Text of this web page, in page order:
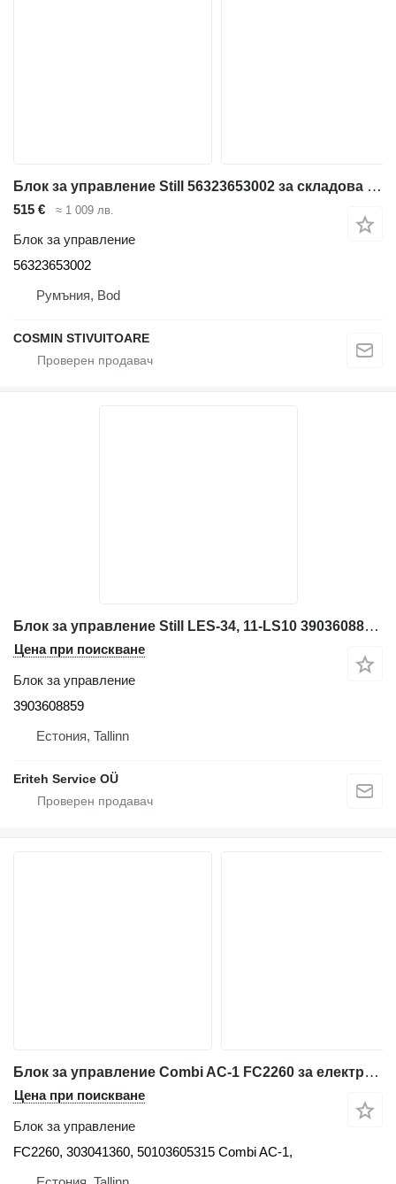
Блок за управление Still 56323653002 за складова техника
515 € ≈ 1 009 лв.
Блок за управление
56323653002
Румъния, Bod
COSMIN STIVUITOARE
Блок за управление Still LES-34, 11-LS10 3903608859 за електрокар Still
Цена при поискване
Блок за управление
3903608859
Естония, Tallinn
Eriteh Service OÜ
Блок за управление Combi AC-1 FC2260 за електрокар Still
Цена при поискване
Блок за управление
FC2260, 303041360, 50103605315 Combi AC-1,